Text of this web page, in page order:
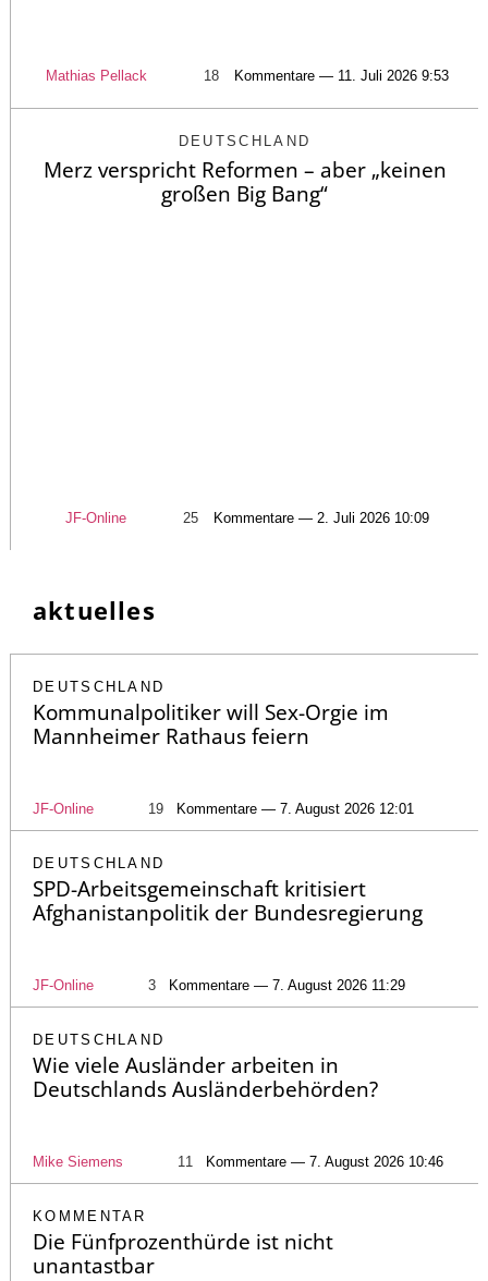
Mathias Pellack 18 Kommentare — 11. Juli 2026 9:53
DEUTSCHLAND
Merz verspricht Reformen – aber „keinen
großen Big Bang“
JF-Online 25 Kommentare — 2. Juli 2026 10:09
aktuelles
DEUTSCHLAND
Kommunalpolitiker will Sex-Orgie im
Mannheimer Rathaus feiern
JF-Online 19 Kommentare — 7. August 2026 12:01
DEUTSCHLAND
SPD-Arbeitsgemeinschaft kritisiert
Afghanistanpolitik der Bundesregierung
JF-Online 3 Kommentare — 7. August 2026 11:29
DEUTSCHLAND
Wie viele Ausländer arbeiten in
Deutschlands Ausländerbehörden?
Mike Siemens 11 Kommentare — 7. August 2026 10:46
KOMMENTAR
Die Fünfprozenthürde ist nicht
unantastbar